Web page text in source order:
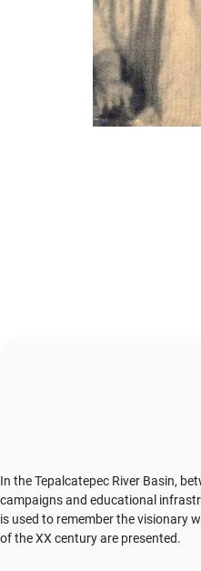
In the Tepalcatepec River Basin,
campaigns and educational
is used to remember the visionary
of the XX century are presented.